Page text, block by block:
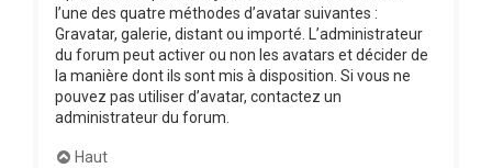
l’une des quatre méthodes d’avatar suivantes :
Gravatar, galerie, distant ou importé. L’administrateur
du forum peut activer ou non les avatars et décider de
la manière dont ils sont mis à disposition. Si vous ne
pouvez pas utiliser d’avatar, contactez un
administrateur du forum.
Haut